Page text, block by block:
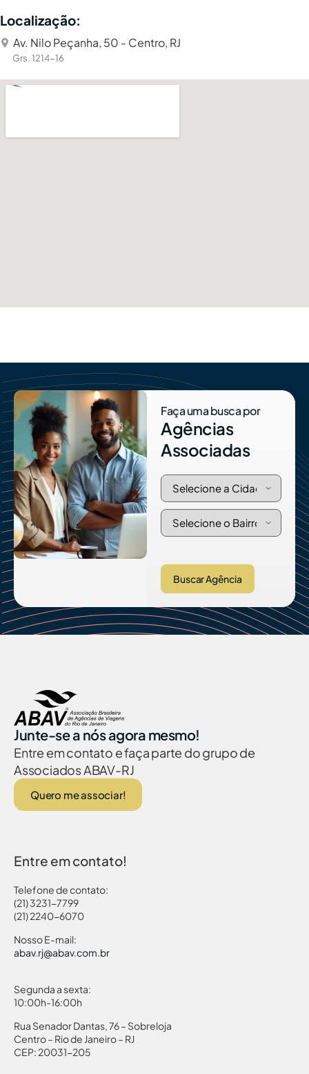
Localização:
Av. Nilo Peçanha, 50 - Centro, RJ
Grs. 1214-16
Faça uma busca por
Agências
Associadas
Buscar Agência
Junte-se a nós agora mesmo!
Entre em contato e faça parte do grupo de
Associados ABAV-RJ
Quero me associar!
Entre em contato!
Telefone de contato:
(21) 3231-7799
(21) 2240-6070
Nosso E-mail:
abav.rj@abav.com.br
Segunda a sexta:
10:00h-16:00h
Rua Senador Dantas, 76 – Sobreloja
Centro – Rio de Janeiro – RJ
CEP: 20031-205